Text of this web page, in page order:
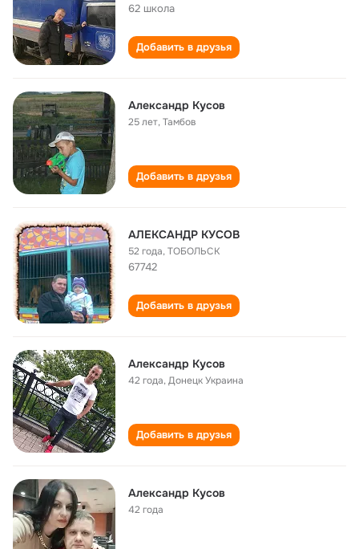
62 школа
Добавить в друзья
Александр Кусов
25 лет,Тамбов
Добавить в друзья
АЛЕКСАНДР КУСОВ
52 года,ТОБОЛЬСК
67742
Добавить в друзья
Александр Кусов
42 года,Донецк Украина
Добавить в друзья
Александр Кусов
42 года